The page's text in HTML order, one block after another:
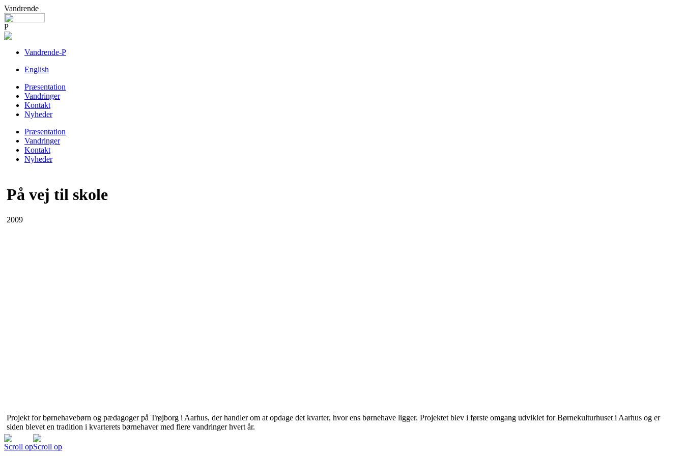
Vandrende
P
Vandrende-P
English
Præsentation
Vandringer
Kontakt
Nyheder
Præsentation
Vandringer
Kontakt
Nyheder
På vej til skole
2009
Projekt for børnehavebørn og pædagoger på Trøjborg i Aarhus, der handler om at opdage det kvarter, hvor ens børnehave ligger. Projektet blev i første omgang udviklet for Børnekulturhuset i Aarhus og er
siden blevet en tradition i kvarterets børnehaver med flere vandringer hvert år.
Scroll opScroll op